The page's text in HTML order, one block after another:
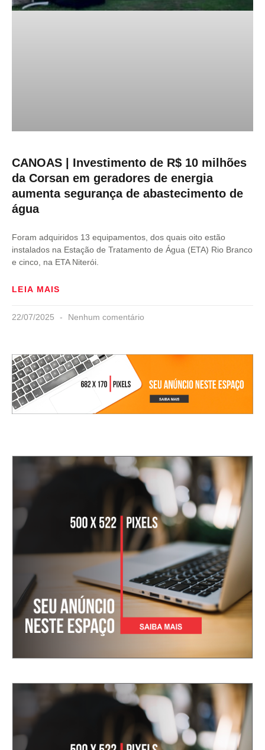
CANOAS | Investimento de R$ 10 milhões
da Corsan em geradores de energia
aumenta segurança de abastecimento de
água
Foram adquiridos 13 equipamentos, dos quais oito estão
instalados na Estação de Tratamento de Água (ETA) Rio Branco
e cinco, na ETA Niterói.
LEIA MAIS
22/07/2025 Nenhum comentário